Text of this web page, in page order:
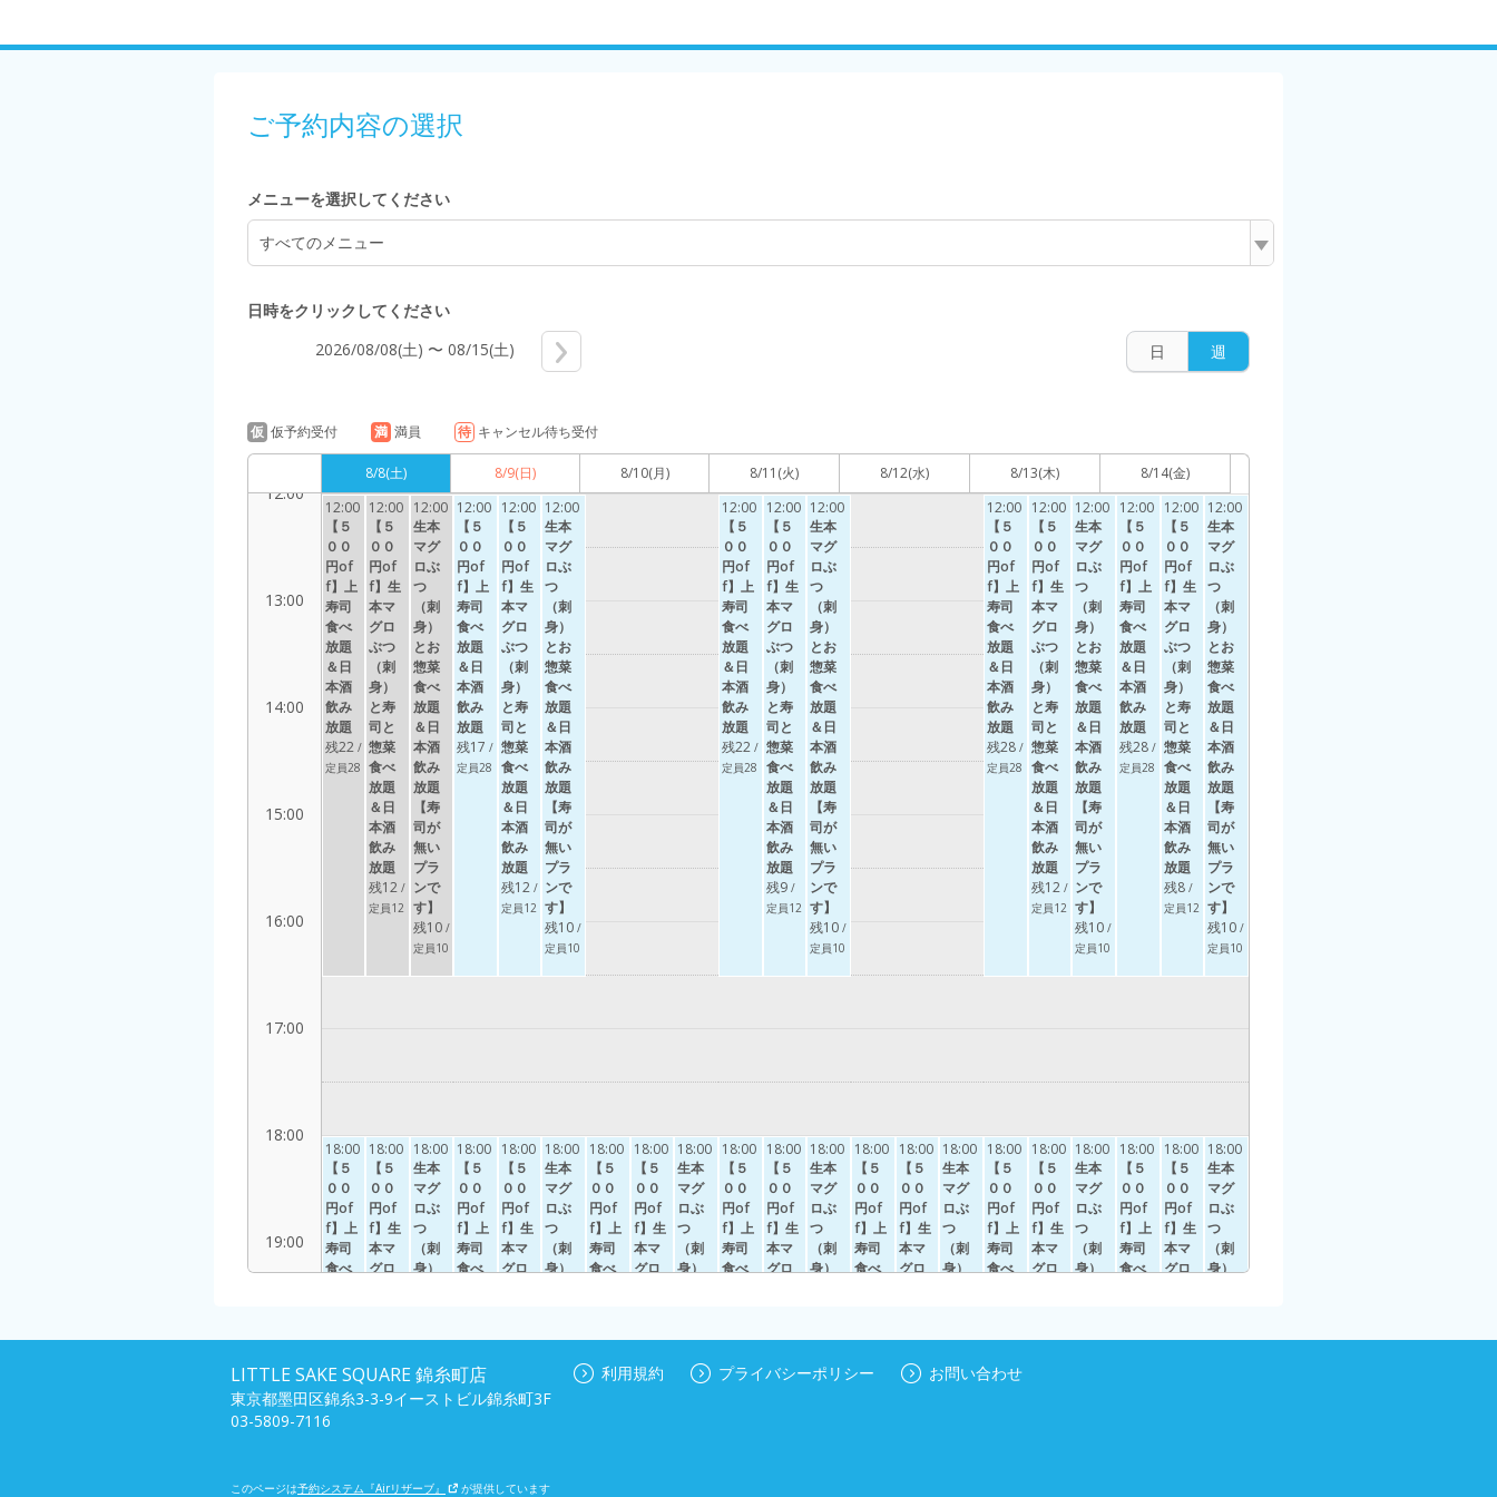
ご予約内容の選択
メニューを選択してください
すべてのメニュー
日時をクリックしてください
日
週
2026/08/08(土) 〜 08/15(土)
仮 仮予約受付 満 満員 待 キャンセル待ち受付
8/8(土) 8/9(日) 8/10(月) 8/11 (火) 8/12(水) 8/13(木) 8/14(金)
12:00
13:00
14:00
15:00
16:00
17:00
18:00
19:00
12:00
【５
００
円of
f】上
寿司
食べ
放題
＆日
本酒
飲み
放題
残22 /
定員28
18:00
【５
００
円of
f】上
寿司
食べ
放題
残17
/
定員28
12:00
【５
００
円of
f】生
本マ
グロ
ぶつ
（刺
身）
と寿
司と
惣菜
食べ
放題
＆日
本酒
飲み
放題
残12 /
定員12
18:00
【５
００
円of
f】生
本マ
グロ
司と
食べ
飲み
12:00
生本
マグ
ロぶ
つ
（刺
身）
とお
惣菜
食べ
放題
＆日
本酒
飲み
放題
【寿
司が
無い
プラ
ンで
す】
残10 /
定員10
18:00
生本
マグ
ロぶ
つ
（刺
身）
＆日
本酒
飲み
無い
12:00
【５
００
円of
f】上
寿司
食べ
放題
＆日
本酒
飲み
放題
残17 /
定員28
18:00
【５
００
円of
f】上
寿司
食べ
放題
残24 /
定員28
12:00
【５
００
円of
f】生
本マ
グロ
ぶつ
（刺
身）
と寿
司と
惣菜
食べ
放題
＆日
本酒
飲み
放題
残12 /
定員12
18:00
【５
００
円of
f】生
本マ
グロ
惣菜
食べ
飲み
12:00
生本
マグ
ロぶ
つ
（刺
身）
とお
惣菜
食べ
放題
＆日
本酒
飲み
放題
【寿
司が
無い
プラ
ンで
す】
残10 /
定員10
18:00
生本
マグ
ロぶ
つ
（刺
身）
飲み
無い
18:00
【５
００
円of
f】上
寿司
食べ
放題
残25
18:00
【５
００
円of
f】生
本マ
グロ
司と
18:00
生本
マグ
ロぶ
つ
（刺
身）
＆日
本酒
12:00
【５
００
円of
f】上
寿司
食べ
放題
＆日
本酒
飲み
放題
残22 /
定員28
18:00
【５
００
円of
f】上
寿司
食べ
放題
12:00
【５
００
円of
f】生
本マ
グロ
ぶつ
（刺
身）
と寿
司と
惣菜
食べ
放題
＆日
本酒
飲み
放題
残9 /
定員12
18:00
【５
００
円of
f】生
本マ
グロ
司と
12:00
生本
マグ
ロぶ
つ
（刺
身）
とお
惣菜
食べ
放題
＆日
本酒
飲み
放題
【寿
司が
無い
プラ
ンで
す】
残10 /
定員10
18:00
生本
マグ
ロぶ
つ
（刺
身）
＆日
18:00
【５
００
円of
f】上
寿司
食べ
放題
18:00
【５
００
円of
f】生
本マ
グロ
司と
惣菜
18:00
生本
マグ
ロぶ
つ
（刺
身）
＆日
12:00
【５
００
円of
f】上
寿司
食べ
放題
＆日
本酒
飲み
放題
残28 /
定員28
18:00
【５
００
円of
f】上
寿司
食べ
放題
12:00
【５
００
円of
f】生
本マ
グロ
ぶつ
（刺
身）
と寿
司と
惣菜
食べ
放題
＆日
本酒
飲み
放題
残12 /
定員12
18:00
【５
００
円of
f】生
本マ
グロ
12:00
生本
マグ
ロぶ
つ
（刺
身）
とお
惣菜
食べ
放題
＆日
本酒
飲み
放題
【寿
司が
無い
プラ
ンで
す】
残10 /
定員10
18:00
生本
マグ
ロぶ
つ
（刺
身）
12:00
【５
００
円of
f】上
寿司
食べ
放題
＆日
本酒
飲み
放題
残28 /
定員28
18:00
【５
００
円of
f】上
寿司
食べ
12:00
【５
００
円of
f】生
本マ
グロ
ぶつ
（刺
身）
と寿
司と
惣菜
食べ
放題
＆日
本酒
飲み
放題
残8 /
定員12
18:00
【５
００
円of
f】生
本マ
グロ
12:00
生本
マグ
ロぶ
つ
（刺
身）
とお
惣菜
食べ
放題
＆日
本酒
飲み
放題
【寿
司が
無い
プラ
ンで
す】
残10 /
定員10
18:00
生本
マグ
ロぶ
つ
（刺
身）
LITTLE SAKE SQUARE 錦糸町店
東京都墨田区錦糸3-3-9イーストビル錦糸町3F
03-5809-7116
利用規約 プライバシーポリシー お問い合わせ
このページは予約システム『Airリザーブ』 が提供しています